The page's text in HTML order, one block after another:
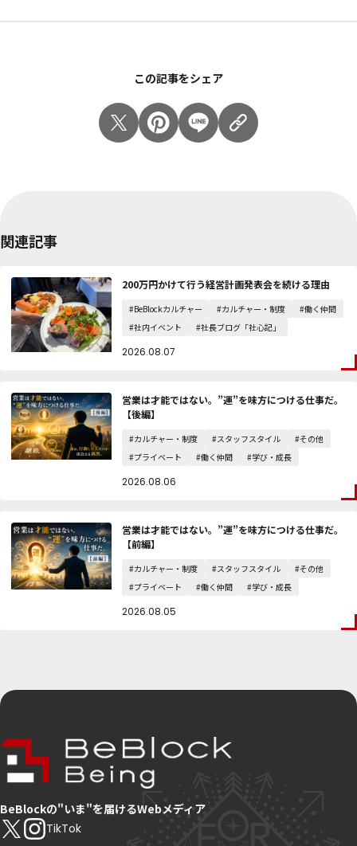
この記事をシェア
関連記事
200万円かけて行う経営計画発表会を続ける理由
#BeBlockカルチャー #カルチャー・制度
#働く仲間
#社内イベント
#社長ブログ「社心記」
2026.08.07
営業は才能ではない。”運”を味方につける仕事だ。
【後編】
#カルチャー・制度 #スタッフスタイル
#その他
#プライベート
#働く仲間 #学び・成長
2026.08.06
営業は才能ではない。”運”を味方につける仕事だ。
【前編】
#カルチャー・制度 #スタッフスタイル
#その他
#プライベート
#働く仲間 #学び・成長
2026.08.05
BeBlockの"いま"を届けるWebメディア
TikTok